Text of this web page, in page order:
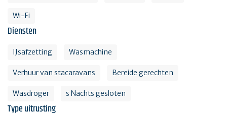
Wi-Fi
Diensten
IJsafzetting Wasmachine
Verhuur van stacaravans Bereide gerechten
Wasdroger s Nachts gesloten
Type uitrusting